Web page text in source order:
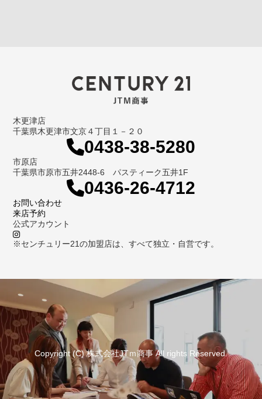
木更津店
千葉県木更津市文京４丁目１－２０
0438-38-5280
市原店
千葉県市原市五井2448-6 パスティーク五井1F
0436-26-4712
お問い合わせ
来店予約
公式アカウント
※センチュリー21の加盟店は、すべて独立・自営です。
Copyright (C) 株式会社JTｍ商事 All rights Reserved.